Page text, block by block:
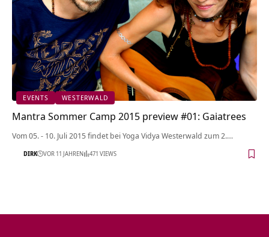
EVENTS WESTERWALD
Mantra Sommer Camp 2015 preview #01: Gaiatrees
Vom 05. - 10. Juli 2015 findet bei Yoga Vidya Westerwald zum 2.…
DIRK VOR 11 JAHREN 471 VIEWS